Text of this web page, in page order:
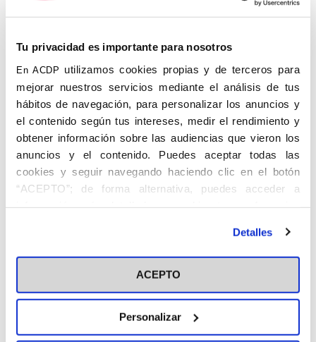
Tu privacidad es importante para nosotros
En ACDP utilizamos cookies propias y de terceros para
mejorar nuestros servicios mediante el análisis de tus
hábitos de navegación, para personalizar los anuncios y
el contenido según tus intereses, medir el rendimiento y
obtener información sobre las audiencias que vieron los
anuncios y el contenido. Puedes aceptar todas las
cookies y seguir navegando haciendo clic en el botón
“ACEPTO”; de forma alternativa, puedes acceder a
información más detallada y cambiar tus preferencias
en el botón "Personalizar". Para más información puedes
visitar nuestra Política de Cookies
Detalles
ACEPTO
Personalizar
dominicos, franciscanos y jesuitas, destacando figuras
comoFrancisco de Vitoriao Fray Bartolomé de las Casas
El papel de estos religiosos fue fundamental para remover
conciencias e impulsar las llamadasLeyes de Indias
, para la
Salamanca van a salir los mejores defensores de los indios”, ha
proceso evangelizador en tierras de México, donde los
misioneros defendieron el diálogo y el respeto a los pueblos
indígenas desde el inicio, aprendiendo sus lenguas, cultura y
“Los misioneros españoles han sido censurados